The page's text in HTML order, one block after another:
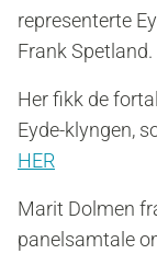
representerte
Frank Spetland.
Her fikk de
Eyde-klyngen,
HER
Marit Dolmen
panelsamtale